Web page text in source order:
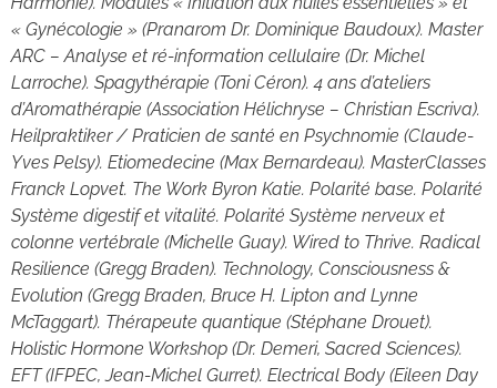
« Gynécologie » (Pranarom Dr. Dominique Baudoux). Master
ARC – Analyse et ré-information cellulaire (Dr. Michel
Larroche). Spagythérapie (Toni Céron). 4 ans d’ateliers
d’Aromathérapie (Association Hélichryse – Christian Escriva).
Heilpraktiker / Praticien de santé en Psychnomie (Claude-
Yves Pelsy). Etiomedecine (Max Bernardeau). MasterClasses
Franck Lopvet. The Work Byron Katie. Polarité base. Polarité
Système digestif et vitalité. Polarité Système nerveux et
colonne vertébrale (Michelle Guay). Wired to Thrive. Radical
Resilience (Gregg Braden). Technology, Consciousness &
Evolution (Gregg Braden, Bruce H. Lipton and Lynne
McTaggart). Thérapeute quantique (Stéphane Drouet).
Holistic Hormone Workshop (Dr. Demeri, Sacred Sciences).
EFT (IFPEC, Jean-Michel Gurret). Electrical Body (Eileen Day